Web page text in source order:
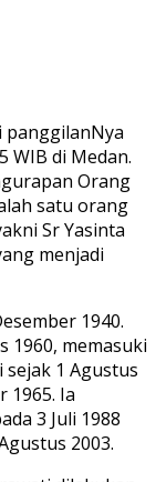
panggilanNya
WIB di Medan.
Orang
satu orang
Sr Yasinta
menjadi
1940.
1960, memasuki
sejak 1 Agustus
1965. Ia
3 Juli 1988
2003.